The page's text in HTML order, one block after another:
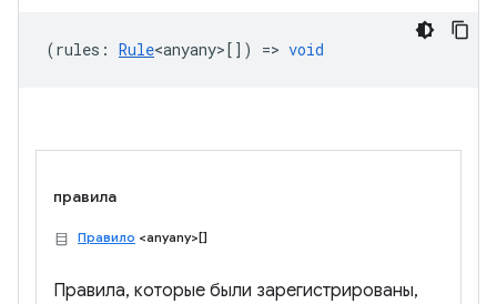
(rules : Rule<anyany> []) => void
правила
Правило <anyany>[]
Правила, которые были зарегистрированы,